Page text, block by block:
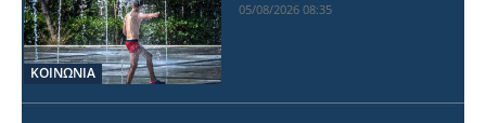
ΚΟΙΝΩΝΙΑ
05/08/2026 08:35